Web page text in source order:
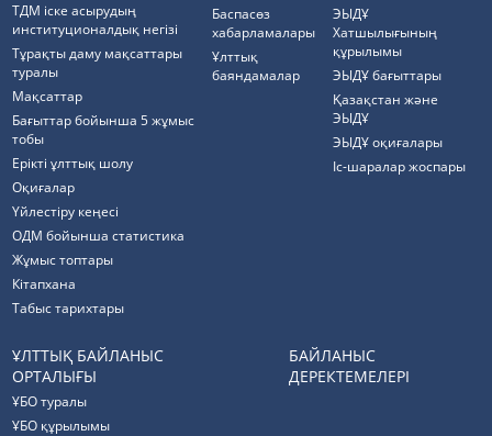
ТДМ іске асырудың
институционалдық негізі
Тұрақты даму мақсаттары
туралы
Мақсаттар
Бағыттар бойынша 5 жұмыс
тобы
Ерікті ұлттық шолу
Оқиғалар
Үйлестіру кеңесі
ОДМ бойынша статистика
Жұмыс топтары
Кітапхана
Табыс тарихтары
Баспасөз
хабарламалары
Ұлттық
баяндамалар
ЭЫДҰ
Хатшылығының
құрылымы
ЭЫДҰ бағыттары
Қазақстан және
ЭЫДҰ
ЭЫДҰ оқиғалары
Іс-шаралар жоспары
ҰЛТТЫҚ БАЙЛАНЫС
ОРТАЛЫҒЫ
ҰБО туралы
ҰБО құрылымы
БАЙЛАНЫС
ДЕРЕКТЕМЕЛЕРІ